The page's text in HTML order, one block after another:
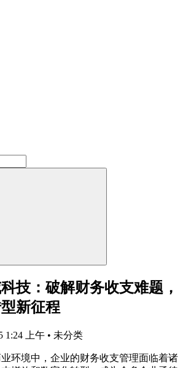
技：破解财务收支难题，
新征程
1:24 上午 • 未分类
环境中，企业的财务收支管理面临着诸